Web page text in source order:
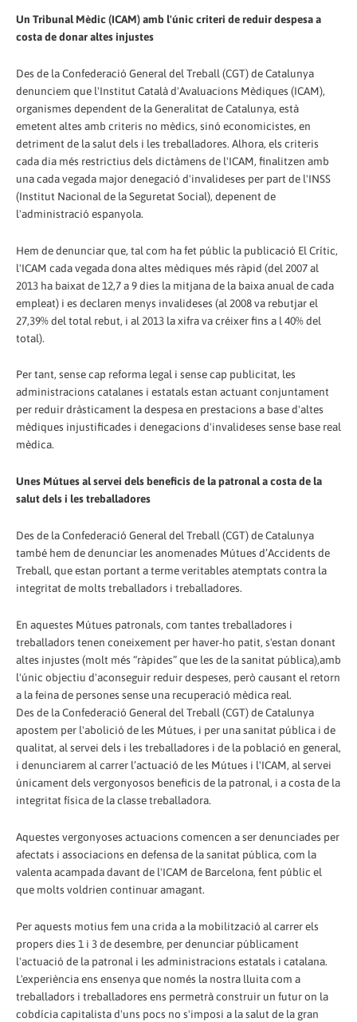
Un Tribunal Mèdic (ICAM) amb l'únic criteri de reduir despesa a
costa de donar altes injustes
Des de la Confederació General del Treball (CGT) de Catalunya
denunciem que l'Institut Català d'Avaluacions Mèdiques (ICAM),
organismes dependent de la Generalitat de Catalunya, està
emetent altes amb criteris no mèdics, sinó economicistes, en
detriment de la salut dels i les treballadores. Alhora, els criteris
cada dia més restrictius dels dictàmens de l'ICAM, finalitzen amb
una cada vegada major denegació d'invalideses per part de l'INSS
(Institut Nacional de la Seguretat Social), depenent de
l'administració espanyola.
Hem de denunciar que, tal com ha fet públic la publicació El Crític,
l'ICAM cada vegada dona altes mèdiques més ràpid (del 2007 al
2013 ha baixat de 12,7 a 9 dies la mitjana de la baixa anual de cada
empleat) i es declaren menys invalideses (al 2008 va rebutjar el
27,39% del total rebut, i al 2013 la xifra va créixer fins a l 40% del
total).
Per tant, sense cap reforma legal i sense cap publicitat, les
administracions catalanes i estatals estan actuant conjuntament
per reduir dràsticament la despesa en prestacions a base d'altes
mèdiques injustificades i denegacions d'invalideses sense base real
mèdica.
Unes Mútues al servei dels beneficis de la patronal a costa de la
salut dels i les treballadores
Des de la Confederació General del Treball (CGT) de Catalunya
també hem de denunciar les anomenades Mútues d’Accidents de
Treball, que estan portant a terme veritables atemptats contra la
integritat de molts treballadors i treballadores.
En aquestes Mútues patronals, com tantes treballadores i
treballadors tenen coneixement per haver-ho patit, s'estan donant
altes injustes (molt més “ràpides” que les de la sanitat pública),amb
l'únic objectiu d'aconseguir reduir despeses, però causant el retorn
a la feina de persones sense una recuperació mèdica real.
Des de la Confederació General del Treball (CGT) de Catalunya
apostem per l'abolició de les Mútues, i per una sanitat pública i de
qualitat, al servei dels i les treballadores i de la població en general,
i denunciarem al carrer l’actuació de les Mútues i l'ICAM, al servei
únicament dels vergonyosos beneficis de la patronal, i a costa de la
integritat física de la classe treballadora.
Aquestes vergonyoses actuacions comencen a ser denunciades per
afectats i associacions en defensa de la sanitat pública, com la
valenta acampada davant de l'ICAM de Barcelona, fent públic el
que molts voldrien continuar amagant.
Per aquests motius fem una crida a la mobilització al carrer els
propers dies 1 i 3 de desembre, per denunciar públicament
l'actuació de la patronal i les administracions estatals i catalana.
L'experiència ens ensenya que només la nostra lluita com a
treballadors i treballadores ens permetrà construir un futur on la
cobdícia capitalista d'uns pocs no s'imposi a la salut de la gran